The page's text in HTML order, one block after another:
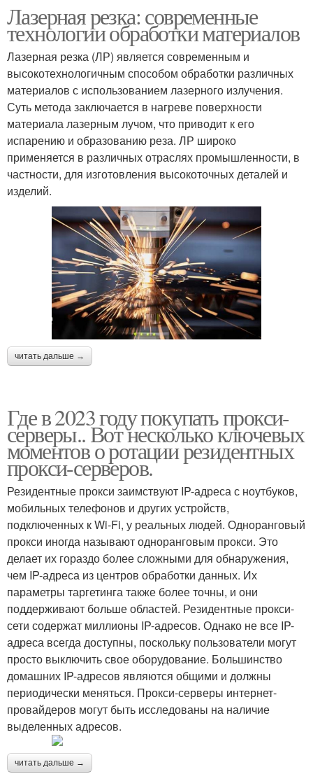
Лазерная резка: современные
технологии обработки материалов
Лазерная резка (ЛР) является современным и
высокотехнологичным способом обработки различных
материалов с использованием лазерного излучения.
Суть метода заключается в нагреве поверхности
материала лазерным лучом, что приводит к его
испарению и образованию реза. ЛР широко
применяется в различных отраслях промышленности, в
частности, для изготовления высокоточных деталей и
изделий.
читать дальше →
Где в 2023 году покупать прокси-
серверы.. Вот несколько ключевых
моментов о ротации резидентных
прокси-серверов.
Резидентные прокси заимствуют IP-адреса с ноутбуков,
мобильных телефонов и других устройств,
подключенных к Wi-Fi, у реальных людей. Одноранговый
прокси иногда называют одноранговым прокси. Это
делает их гораздо более сложными для обнаружения,
чем IP-адреса из центров обработки данных. Их
параметры таргетинга также более точны, и они
поддерживают больше областей. Резидентные прокси-
сети содержат миллионы IP-адресов. Однако не все IP-
адреса всегда доступны, поскольку пользователи могут
просто выключить свое оборудование. Большинство
домашних IP-адресов являются общими и должны
периодически меняться. Прокси-серверы интернет-
провайдеров могут быть исследованы на наличие
выделенных адресов.
читать дальше →